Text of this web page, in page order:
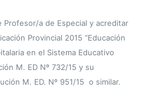
Profesor/a de Especial y acreditar
Provincial 2015 “Educación
en el Sistema Educativo
M. ED Nº 732/15 y su
M. ED. Nº 951/15 o similar.